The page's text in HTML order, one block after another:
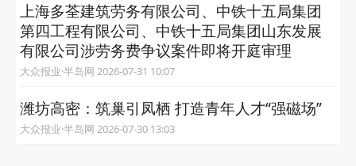
上海多荃建筑劳务有限公司、中铁十五局集团
第四工程有限公司、中铁十五局集团山东发展
有限公司涉劳务费争议案件即将开庭审理
大众报业·半岛网 2026-07-31 10:07
潍坊高密：筑巢引凤栖 打造青年人才“强磁场”
大众报业·半岛网 2026-07-30 13:03